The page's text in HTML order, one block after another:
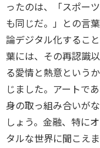
ったのは、「スポー
も同じだ。」との言
論デジタル化するこ
葉には、その再認識
る愛情と熱意という
じました。アートで
身の取っ組み合いが
しょう。金融、特に
タルな世界に聞こえ